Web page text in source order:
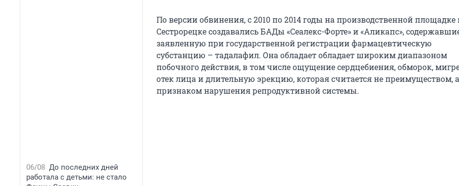
06/08 До последних дней
работала с детьми: не стало
По версии обвинения, с 2010 по 2014 годы на производственной площадке
Сестрорецке создавались БАДы «Сеалекс-Форте» и «Аликапс»,
заявленную при государственной регистрации фармацевтическую
субстанцию – тадалафил. Она обладает обладает широким диапазоном
побочного действия, в том числе ощущение сердцебиения, обморок,
отек лица и длительную эрекцию, которая считается не преимуществом, а
признаком нарушения репродуктивной системы.